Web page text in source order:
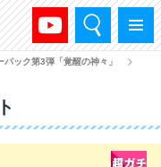
メニュー
検索
ック第3弾「覚醒の神々」